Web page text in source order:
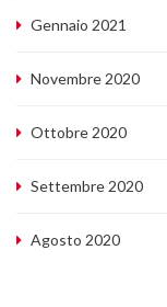
Gennaio 2021
Novembre 2020
Ottobre 2020
Settembre 2020
Agosto 2020